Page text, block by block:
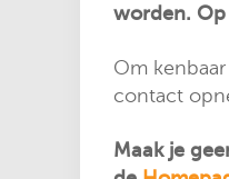
worden. Op
Om
contact
Maak je